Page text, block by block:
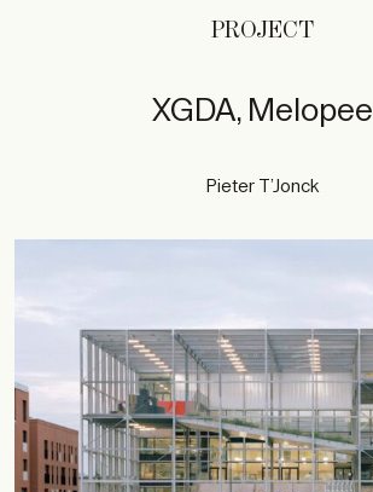
PROJECT
XGDA, Melopee
Pieter T’Jonck